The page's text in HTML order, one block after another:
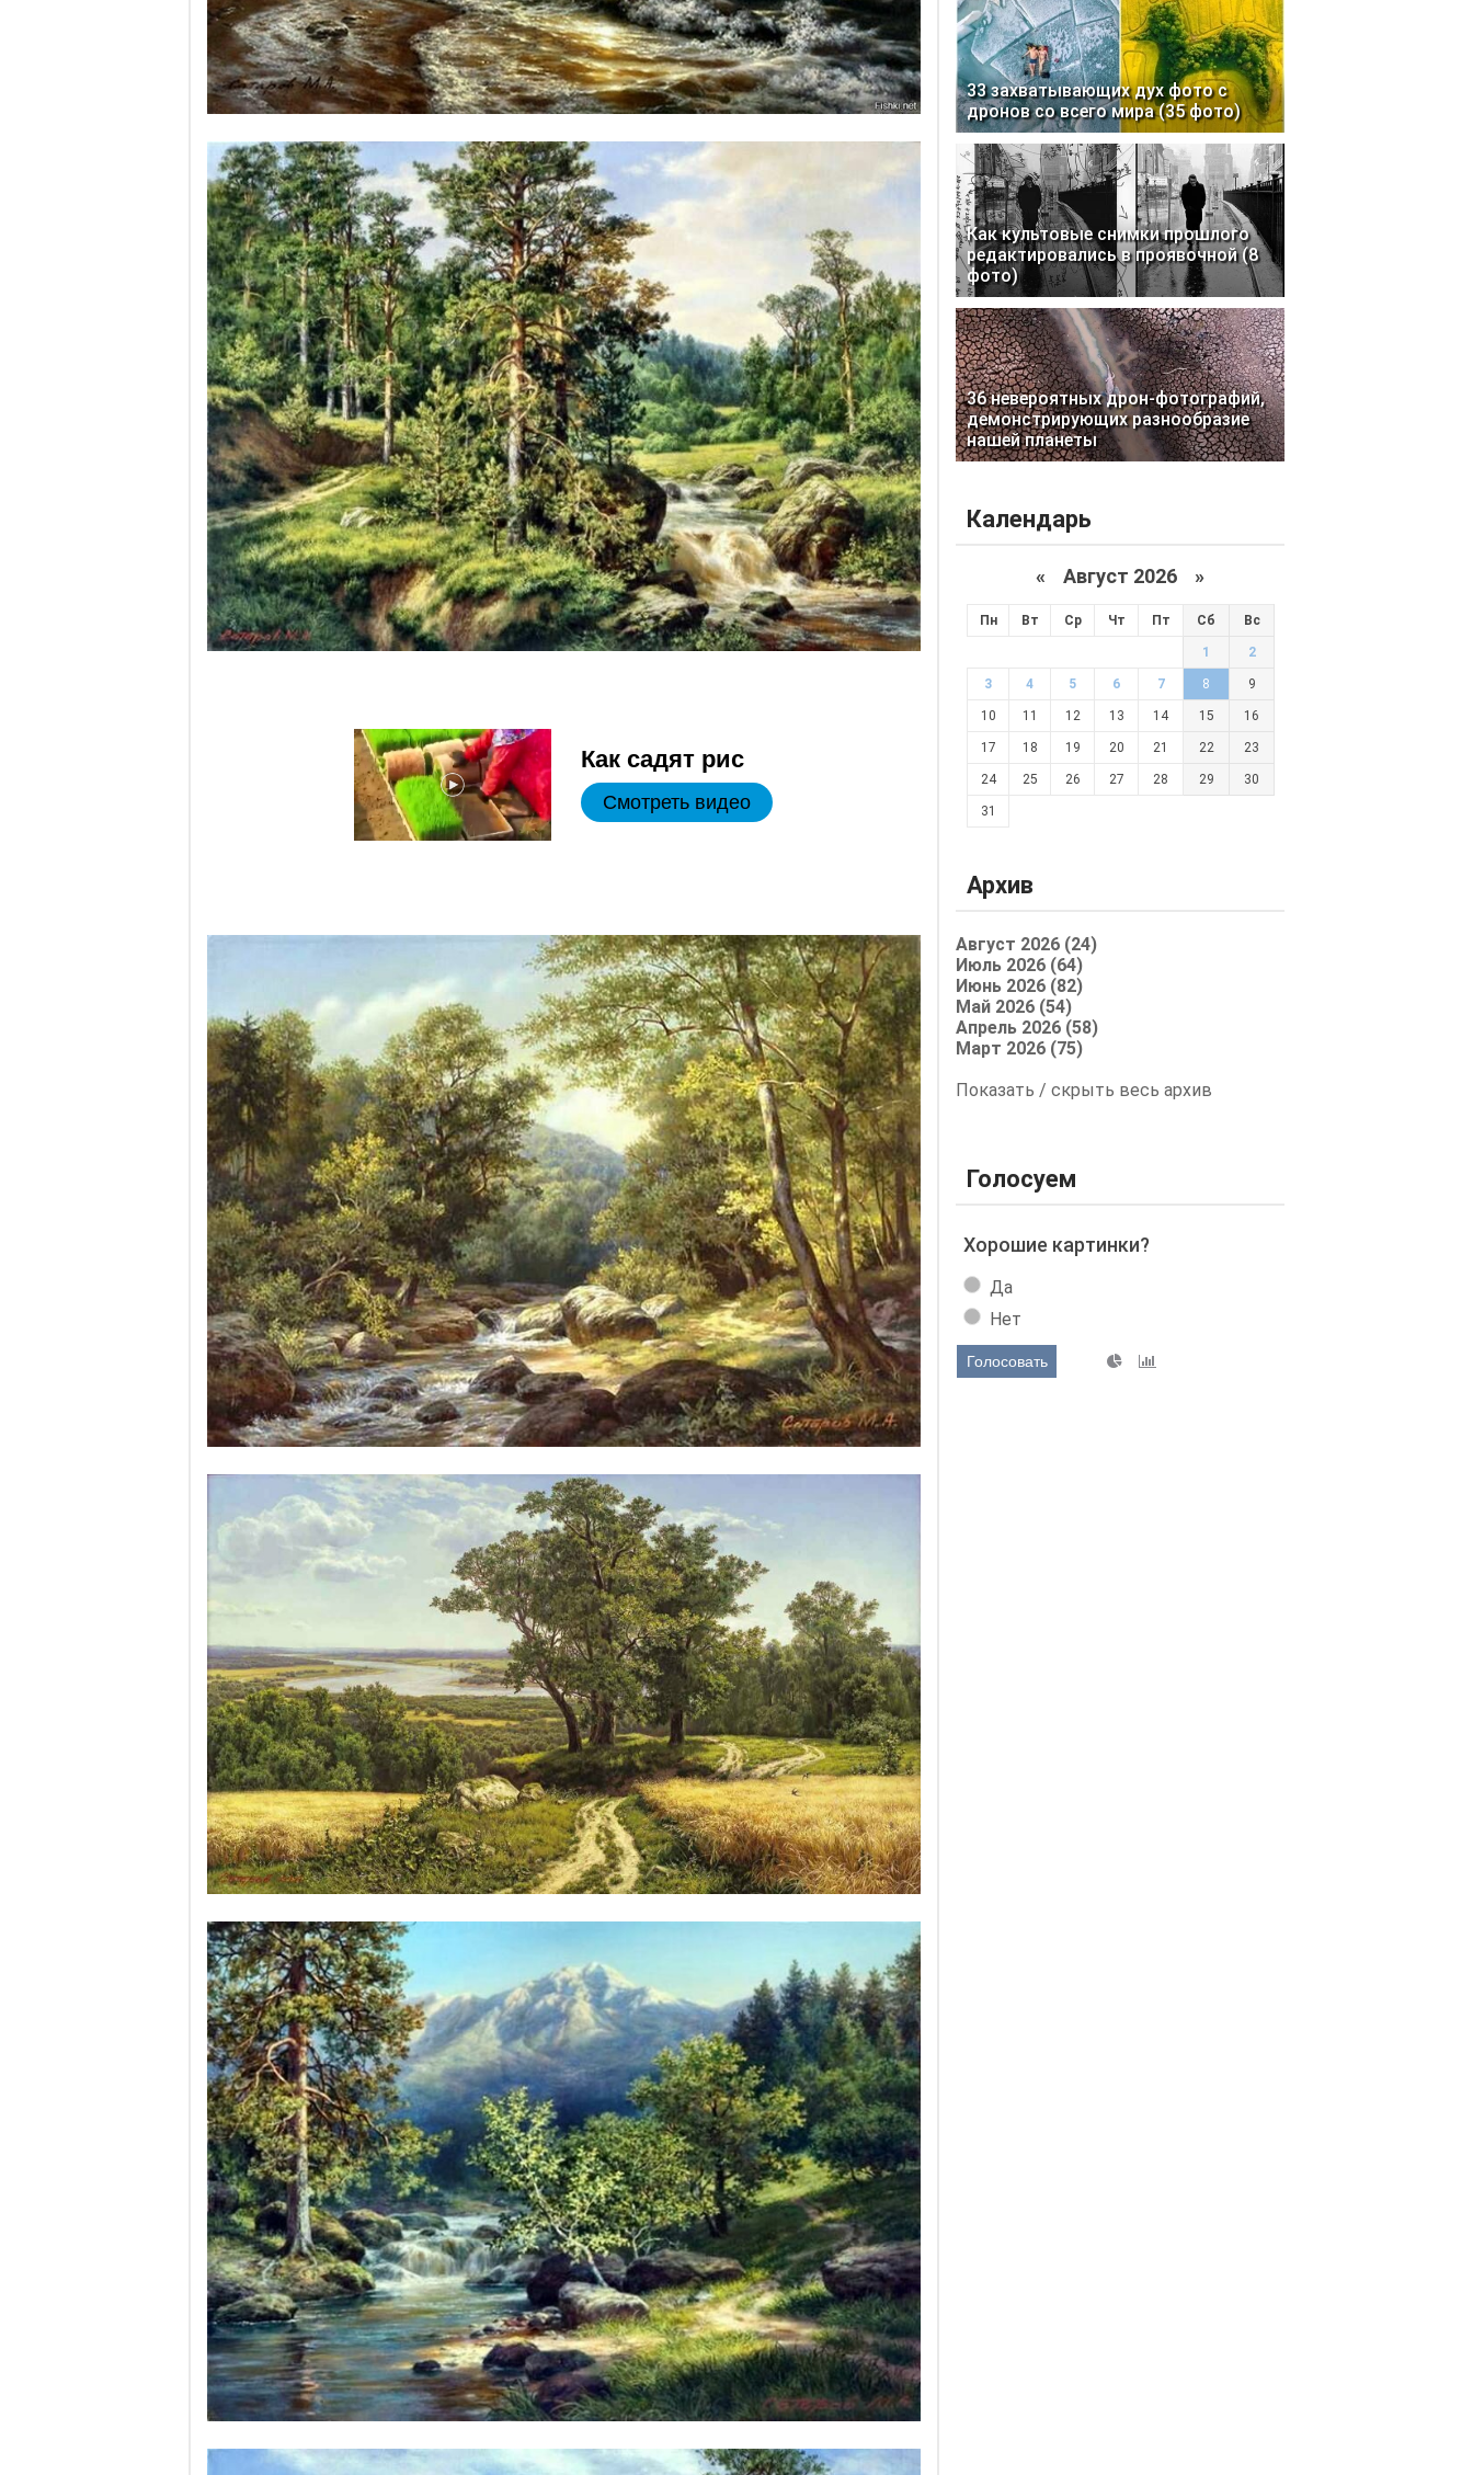
Как садят рис
Смотреть видео
33 захватывающих дух фото с
дронов со всего мира (35 фото)
Как культовые снимки прошлого
редактировались в проявочной (8
фото)
36 невероятных дрон-фотографий,
демонстрирующих разнообразие
нашей планеты
Календарь
« Август 2026 »
Пн Вт Ср Чт Пт Сб Вс
1 2
3 4 5 6 7 8 9
10 11 12 13 14 15 16
17 18 19 20 21 22 23
24 25 26 27 28 29 30
31
Архив
Август 2026 (24)
Июль 2026 (64)
Июнь 2026 (82)
Май 2026 (54)
Апрель 2026 (58)
Март 2026 (75)
Показать / скрыть весь архив
Голосуем
Хорошие картинки?
Да
Нет
Голосовать